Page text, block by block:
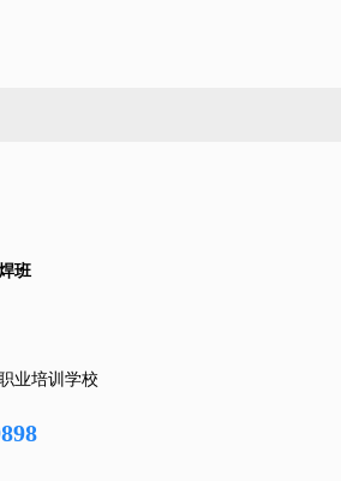
班
业培训学校